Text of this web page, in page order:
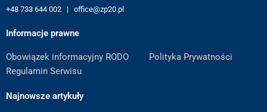
+48 733 644 002 | office@zp20.pl
Informacje prawne
Obowiązek informacyjny RODO
Polityka Prywatności
Regulamin Serwisu
Najnowsze artykuły